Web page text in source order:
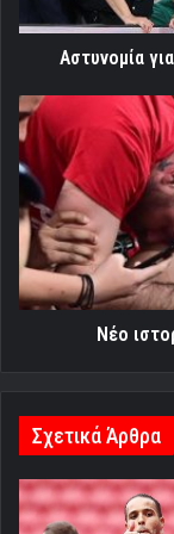
Αστυνομία
Νέο
ιστορικό
διπλό
ρεκόρ
για
τον
Θρύλο!
Νέο
Σχετικά Άρθρα